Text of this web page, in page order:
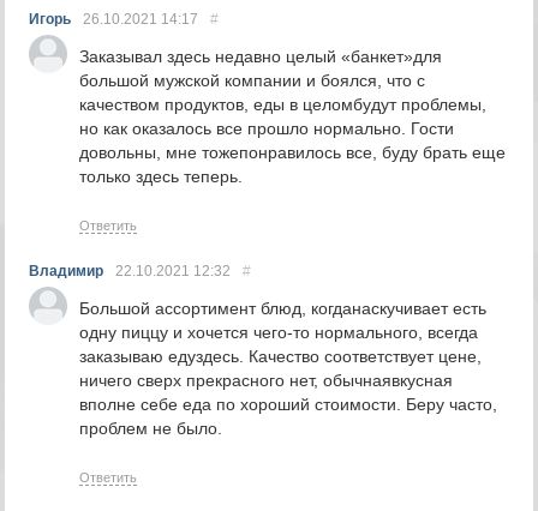
Игорь 26.10.2021 14:17 #
Заказывал здесь недавно целый «банкет»для
большой мужской компании и боялся, что с
качеством продуктов, еды в целомбудут проблемы,
но как оказалось все прошло нормально. Гости
довольны, мне тожепонравилось все, буду брать еще
только здесь теперь.
Ответить
Владимир 22.10.2021 12:32 #
Большой ассортимент блюд, когданаскучивает есть
одну пиццу и хочется чего-то нормального, всегда
заказываю едуздесь. Качество соответствует цене,
ничего сверх прекрасного нет, обычнаявкусная
вполне себе еда по хороший стоимости. Беру часто,
проблем не было.
Ответить